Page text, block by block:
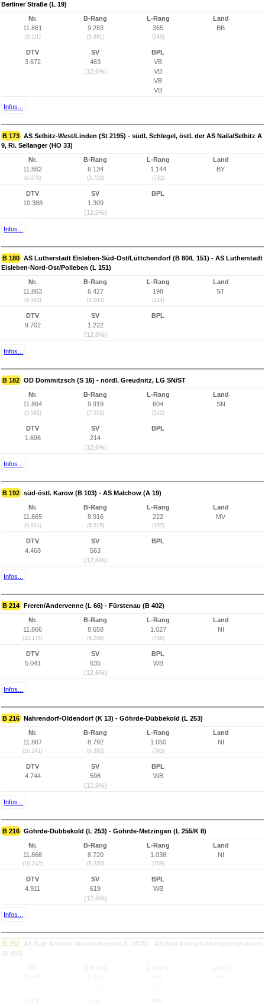
Berliner Straße (L 19)
Nr.
11.861
(9.111)
B-Rang
9.283
(6.881)
L-Rang
365
(249)
Land
BB
DTV
3.672
SV
463
(12,6%)
BPL
VB
VB
VB
VB
Infos...
B 173 AS Selbitz-West/Linden (St 2195) - südl. Schlegel, östl. der AS Naila/Selbitz A
9, Ri. Sellanger (HO 33)
Nr.
11.862
(9.276)
B-Rang
6.134
(3.753)
L-Rang
1.144
(731)
Land
BY
DTV
10.388
SV
1.309
(12,6%)
BPL
Infos...
B 180 AS Lutherstadt Eisleben-Süd-Ost/Lüttchendorf (B 80/L 151) - AS Lutherstadt
Eisleben-Nord-Ost/Polleben (L 151)
Nr.
11.863
(9.543)
B-Rang
6.427
(4.043)
L-Rang
198
(134)
Land
ST
DTV
9.702
SV
1.222
(12,6%)
BPL
Infos...
B 182 OD Dommitzsch (S 16) - nördl. Greudnitz, LG SN/ST
Nr.
11.864
(9.582)
B-Rang
9.919
(7.516)
L-Rang
604
(512)
Land
SN
DTV
1.696
SV
214
(12,6%)
BPL
Infos...
B 192 süd-östl. Karow (B 103) - AS Malchow (A 19)
Nr.
11.865
(9.831)
B-Rang
8.916
(6.515)
L-Rang
222
(157)
Land
MV
DTV
4.468
SV
563
(12,6%)
BPL
Infos...
B 214 Freren/Andervenne (L 66) - Fürstenau (B 402)
Nr.
11.866
(10.174)
B-Rang
8.658
(6.258)
L-Rang
1.027
(758)
Land
NI
DTV
5.041
SV
635
(12,6%)
BPL
WB
Infos...
B 216 Nahrendorf-Oldendorf (K 13) - Göhrde-Dübbekold (L 253)
Nr.
11.867
(10.241)
B-Rang
8.792
(6.392)
L-Rang
1.050
(781)
Land
NI
DTV
4.744
SV
598
(12,6%)
BPL
WB
Infos...
B 216 Göhrde-Dübbekold (L 253) - Göhrde-Metzingen (L 255/K 8)
Nr.
11.868
(10.242)
B-Rang
8.720
(6.320)
L-Rang
1.038
(769)
Land
NI
DTV
4.911
SV
619
(12,6%)
BPL
WB
Infos...
B 252
AS Bad Arolsen-Massenhausen (L 3078) - AS Bad Arolsen-Mengeringhausen
(B 450)